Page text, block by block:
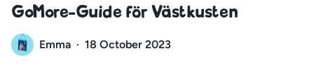
GoMore-Guide för Västkusten
Emma · 18 October 2023